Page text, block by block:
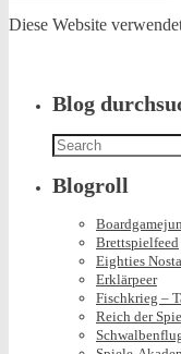
Diese Website
Blog
Search
for:
Blogroll
Brettspielfeed
Eighties
Erklärpeer
Fischkrieg –
Reich der